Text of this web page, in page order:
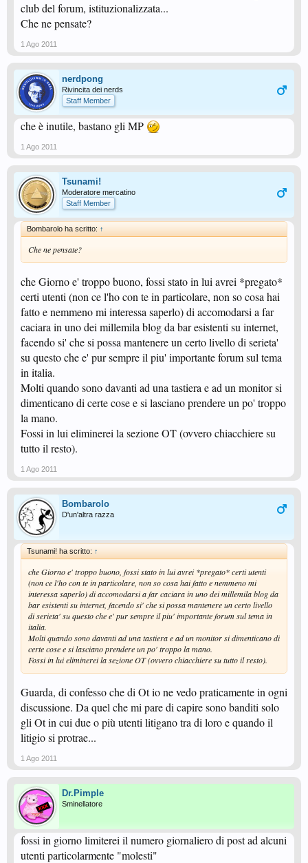
club del forum, istituzionalizzata...
Che ne pensate?
1 Ago 2011
nerdpong
Rivincita dei nerds
Staff Member
che è inutile, bastano gli MP
1 Ago 2011
Tsunami!
Moderatore mercatino
Staff Member
Bombarolo ha scritto: ↑
Che ne pensate?
che Giorno e' troppo buono, fossi stato in lui avrei *pregato*
certi utenti (non ce l'ho con te in particolare, non so cosa hai
fatto e nemmeno mi interessa saperlo) di accomodarsi a far
caciara in uno dei millemila blog da bar esistenti su internet,
facendo si' che si possa mantenere un certo livello di serieta'
su questo che e' pur sempre il piu' importante forum sul tema
in italia.
Molti quando sono davanti ad una tastiera e ad un monitor si
dimenticano di certe cose e si lasciano prendere un po' troppo
la mano.
Fossi in lui eliminerei la sezione OT (ovvero chiacchiere su
tutto il resto).
1 Ago 2011
Bombarolo
D'un'altra razza
Tsunami! ha scritto: ↑
che Giorno e' troppo buono, fossi stato in lui avrei *pregato* certi utenti
(non ce l'ho con te in particolare, non so cosa hai fatto e nemmeno mi
interessa saperlo) di accomodarsi a far caciara in uno dei millemila blog da
bar esistenti su internet, facendo si' che si possa mantenere un certo livello
di serieta' su questo che e' pur sempre il piu' importante forum sul tema in
italia.
Molti quando sono davanti ad una tastiera e ad un monitor si dimenticano di
certe cose e si lasciano prendere un po' troppo la mano.
Fossi in lui eliminerei la sezione OT (ovvero chiacchiere su tutto il resto).
Guarda, di confesso che di Ot io ne vedo praticamente in ogni
discussione. Da quel che mi pare di capire sono banditi solo
gli Ot in cui due o più utenti litigano tra di loro e quando il
litigio si protrae...
1 Ago 2011
Dr.Pimple
Sminellatore
fossi in giorno limiterei il numero giornaliero di post ad alcuni
utenti particolarmente "molesti"